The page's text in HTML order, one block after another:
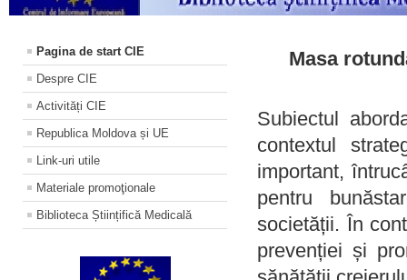
Pagina de start CIE
Despre CIE
Activități CIE
Republica Moldova și UE
Link-uri utile
Materiale promoţionale
Biblioteca Științifică Medicală
Masa
Subiectul
contextul
important,
pentru
societății. În
prevenției și